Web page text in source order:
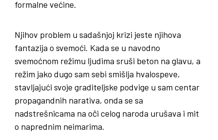
formalne većine.
Njihov problem u sadašnjoj krizi jeste njihova
fantazija o svemoći. Kada se u navodno
svemoćnom režimu ljudima sruši beton na glavu, a
režim jako dugo sam sebi smišlja hvalospeve,
stavljajući svoje graditeljske podvige u sam centar
propagandnih narativa, onda se sa
nadstrešnicama na oči celog naroda urušava i mit
o naprednim neimarima.